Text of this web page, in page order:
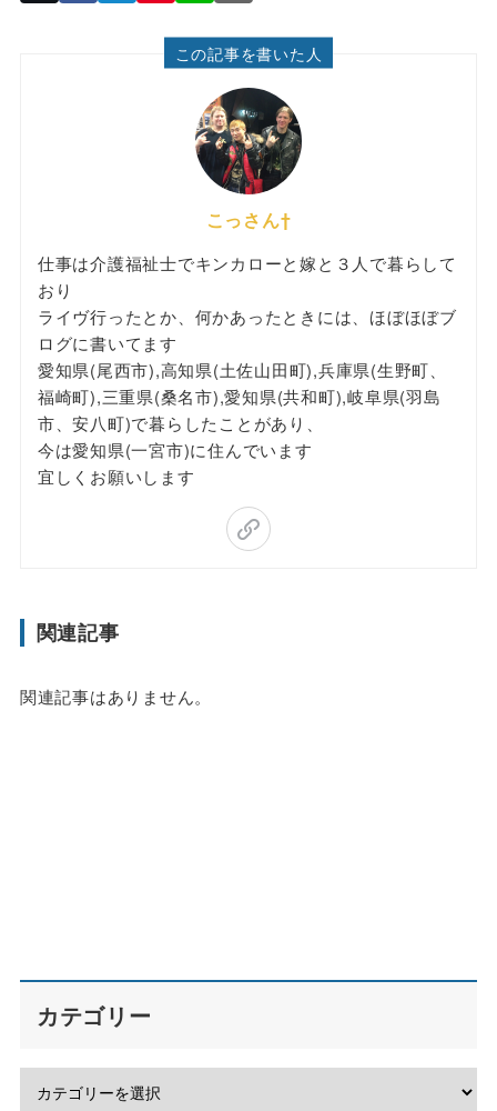
この記事を書いた人
こっさん†
仕事は介護福祉士でキンカローと嫁と３人で暮らして
おり
ライヴ行ったとか、何かあったときには、ほぼほぼブ
ログに書いてます
愛知県(尾西市),高知県(土佐山田町),兵庫県(生野町、
福崎町),三重県(桑名市),愛知県(共和町),岐阜県(羽島
市、安八町)で暮らしたことがあり、
今は愛知県(一宮市)に住んでいます
宜しくお願いします
関連記事
関連記事はありません。
カテゴリー